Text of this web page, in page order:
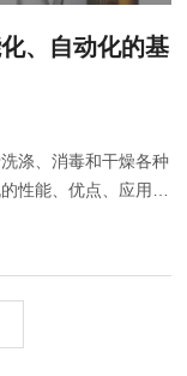
、自动化的基
涤、消毒和干燥各种
性能、优点、应用领